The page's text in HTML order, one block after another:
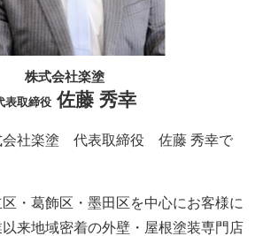
株式会社楽塗
表取締役佐藤 秀幸
会社楽塗 代表取締役 佐藤 秀幸で
・葛飾区・墨田区を中心にお客様に
来地域密着の外壁・屋根塗装専門店